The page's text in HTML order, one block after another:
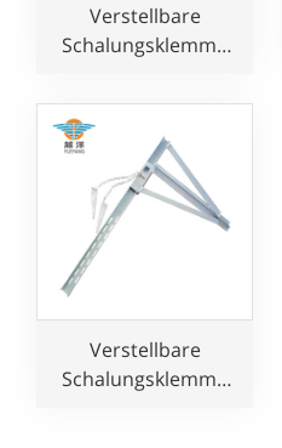
Verstellbare
Schalungsklemme
Betonsäule
Verstellbare
Schalungsklemme